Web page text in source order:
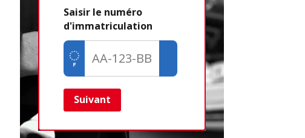
Saisir le numéro
d'immatriculation
Suivant